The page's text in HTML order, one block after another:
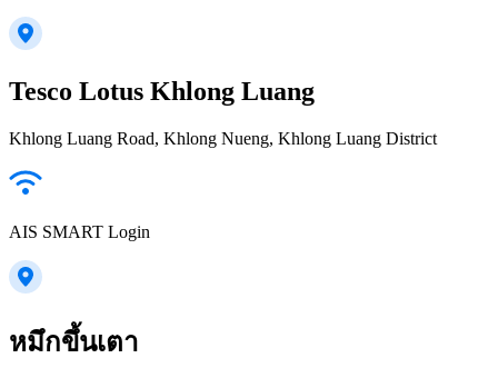
Tesco Lotus Khlong Luang
Khlong Luang Road, Khlong Nueng, Khlong Luang District
AIS SMART Login
หมึกขึ้นเตา